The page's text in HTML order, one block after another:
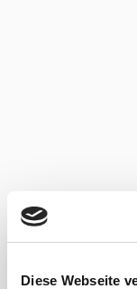
Diese Webseite